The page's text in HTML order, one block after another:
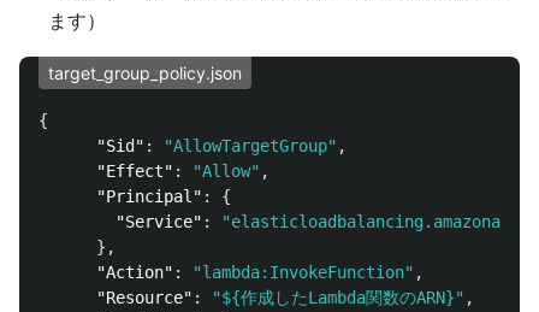
ます）
target_group_policy.json
{
"Sid" : "AllowTargetGroup" ,
"Effect" : "Allow" ,
"Principal" :
{
"Service" :
},
"Action" : "lambda:InvokeFunction" ,
"Resource" : "${作成したLambda関数のARN}" ,